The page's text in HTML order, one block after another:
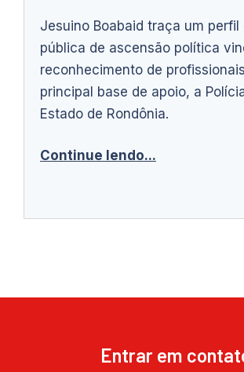
Jesuino Boabaid traça um perfil
pública de ascensão política
reconhecimento de
principal base de apoio, a
Estado de Rondônia.
Continue lendo...
Entrar em